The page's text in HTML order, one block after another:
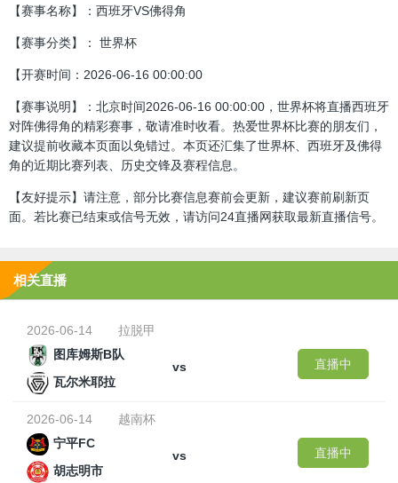
【赛事名称】：西班牙VS佛得角
【赛事分类】： 世界杯
【开赛时间：2026-06-16 00:00:00
【赛事说明】：北京时间2026-06-16 00:00:00，世界杯将直播西班牙
对阵佛得角的精彩赛事，敬请准时收看。热爱世界杯比赛的朋友们，
建议提前收藏本页面以免错过。本页还汇集了世界杯、西班牙及佛得
角的近期比赛列表、历史交锋及赛程信息。
【友好提示】请注意，部分比赛信息赛前会更新，建议赛前刷新页
面。若比赛已结束或信号无效，请访问24直播网获取最新直播信号。
相关直播
2026-06-14
拉脱甲
图库姆斯B队
vs
瓦尔米耶拉
直播中
2026-06-14
越南杯
宁平FC
vs
胡志明市
直播中